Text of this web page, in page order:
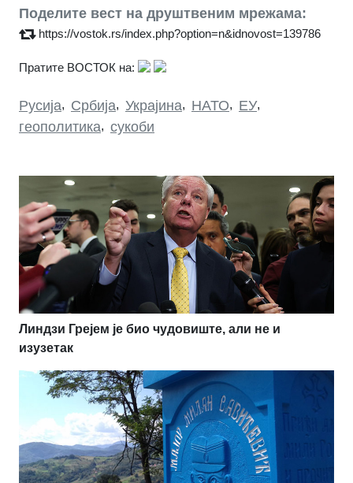
Поделите вест на друштвеним мрежама:
https://vostok.rs/index.php?option=n&idnovost=139786
Пратите ВОСТОК на:
Русија, Србија, Украјина, НАТО, ЕУ,
геополитика, сукоби
Линдзи Грејем је био чудовиште, али не и
изузетак